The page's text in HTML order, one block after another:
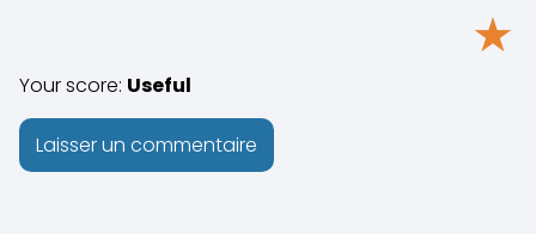
★
Your score: Useful